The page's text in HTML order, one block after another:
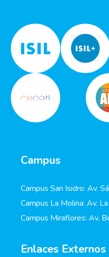
Campus
Campus San Isidro: Av.
Campus La Molina: Av.
Campus Miraflores: Av.
Enlaces Externos